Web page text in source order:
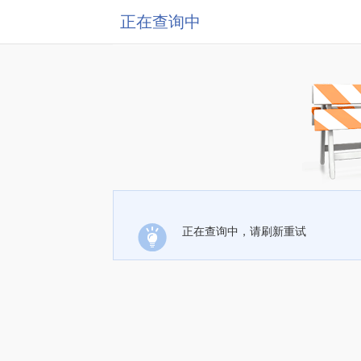
正在查询中
正在查询中，请刷新重试